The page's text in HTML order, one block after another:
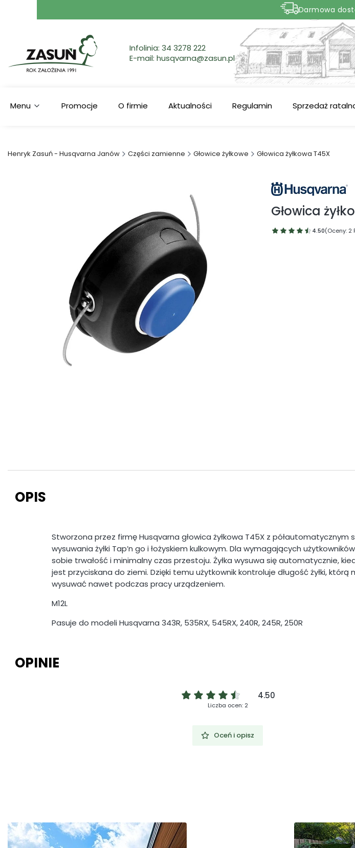
Darmowa
Nasze aktualne
Infolinia: 34 3278 222
E-mail: husqvarna@zasun.pl
Menu Promocje O firmie Aktualności Regulamin Sprzedaż
Henryk Zasuń - Husqvarna Janów Części zamienne Głowice żyłkowe Głowica żyłkowa T45X
Głowica
4.50(Oceny: 2
OPIS
Stworzona przez firmę Husqvarna głowica żyłkowa T45X z półautomatycznym
wysuwania żyłki Tap’n go i łożyskiem kulkowym. Dla wymagających
sobie trwałość i minimalny czas przestoju. Żyłka wysuwa się automatycznie,
jest przyciskana do ziemi. Dzięki temu użytkownik kontroluje długość żyłki, którą
wysuwać nawet podczas pracy urządzeniem.
M12L
Pasuje do modeli Husqvarna 343R, 535RX, 545RX, 240R, 245R, 250R
OPINIE
4.50
Liczba ocen: 2
Oceń i opisz